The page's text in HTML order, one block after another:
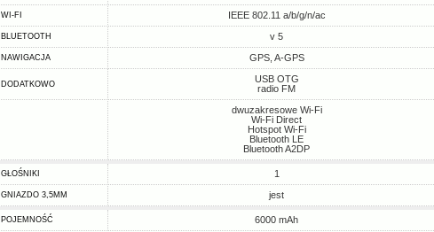
WI-FI IEEE 802.11 a/b/g/n/ac
BLUETOOTH v 5
NAWIGACJA GPS, A-GPS
DODATKOWO
USB OTG
radio FM
dwuzakresowe Wi-Fi
Wi-Fi Direct
Hotspot Wi-Fi
Bluetooth LE
Bluetooth A2DP
GŁOŚNIKI 1
GNIAZDO 3,5MM jest
POJEMNOŚĆ 6000 mAh